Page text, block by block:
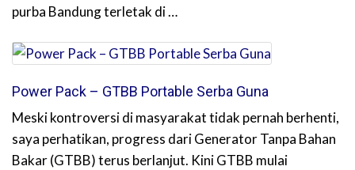
purba Bandung terletak di …
Power Pack – GTBB Portable Serba Guna
Meski kontroversi di masyarakat tidak pernah berhenti,
saya perhatikan, progress dari Generator Tanpa Bahan
Bakar (GTBB) terus berlanjut. Kini GTBB mulai